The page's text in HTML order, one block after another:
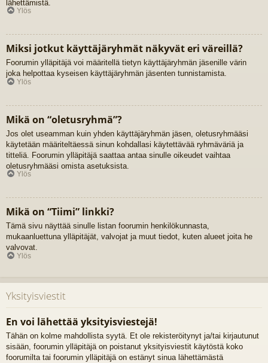
lähettämistä.
Ylös
Miksi jotkut käyttäjäryhmät näkyvät eri väreillä?
Foorumin ylläpitäjä voi määritellä tietyn käyttäjäryhmän jäsenille värin
joka helpottaa kyseisen käyttäjäryhmän jäsenten tunnistamista.
Ylös
Mikä on “oletusryhmä”?
Jos olet useamman kuin yhden käyttäjäryhmän jäsen, oletusryhmääsi
käytetään määriteltäessä sinun kohdallasi käytettävää ryhmäväriä ja
titteliä. Foorumin ylläpitäjä saattaa antaa sinulle oikeudet vaihtaa
oletusryhmääsi omista asetuksista.
Ylös
Mikä on “Tiimi” linkki?
Tämä sivu näyttää sinulle listan foorumin henkilökunnasta,
mukaanluettuna ylläpitäjät, valvojat ja muut tiedot, kuten alueet joita he
valvovat.
Ylös
Yksityisviestit
En voi lähettää yksityisviestejä!
Tähän on kolme mahdollista syytä. Et ole rekisteröitynyt ja/tai kirjautunut
sisään, foorumin ylläpitäjä on poistanut yksityisviestit käytöstä koko
foorumilta tai foorumin ylläpitäjä on estänyt sinua lähettämästä